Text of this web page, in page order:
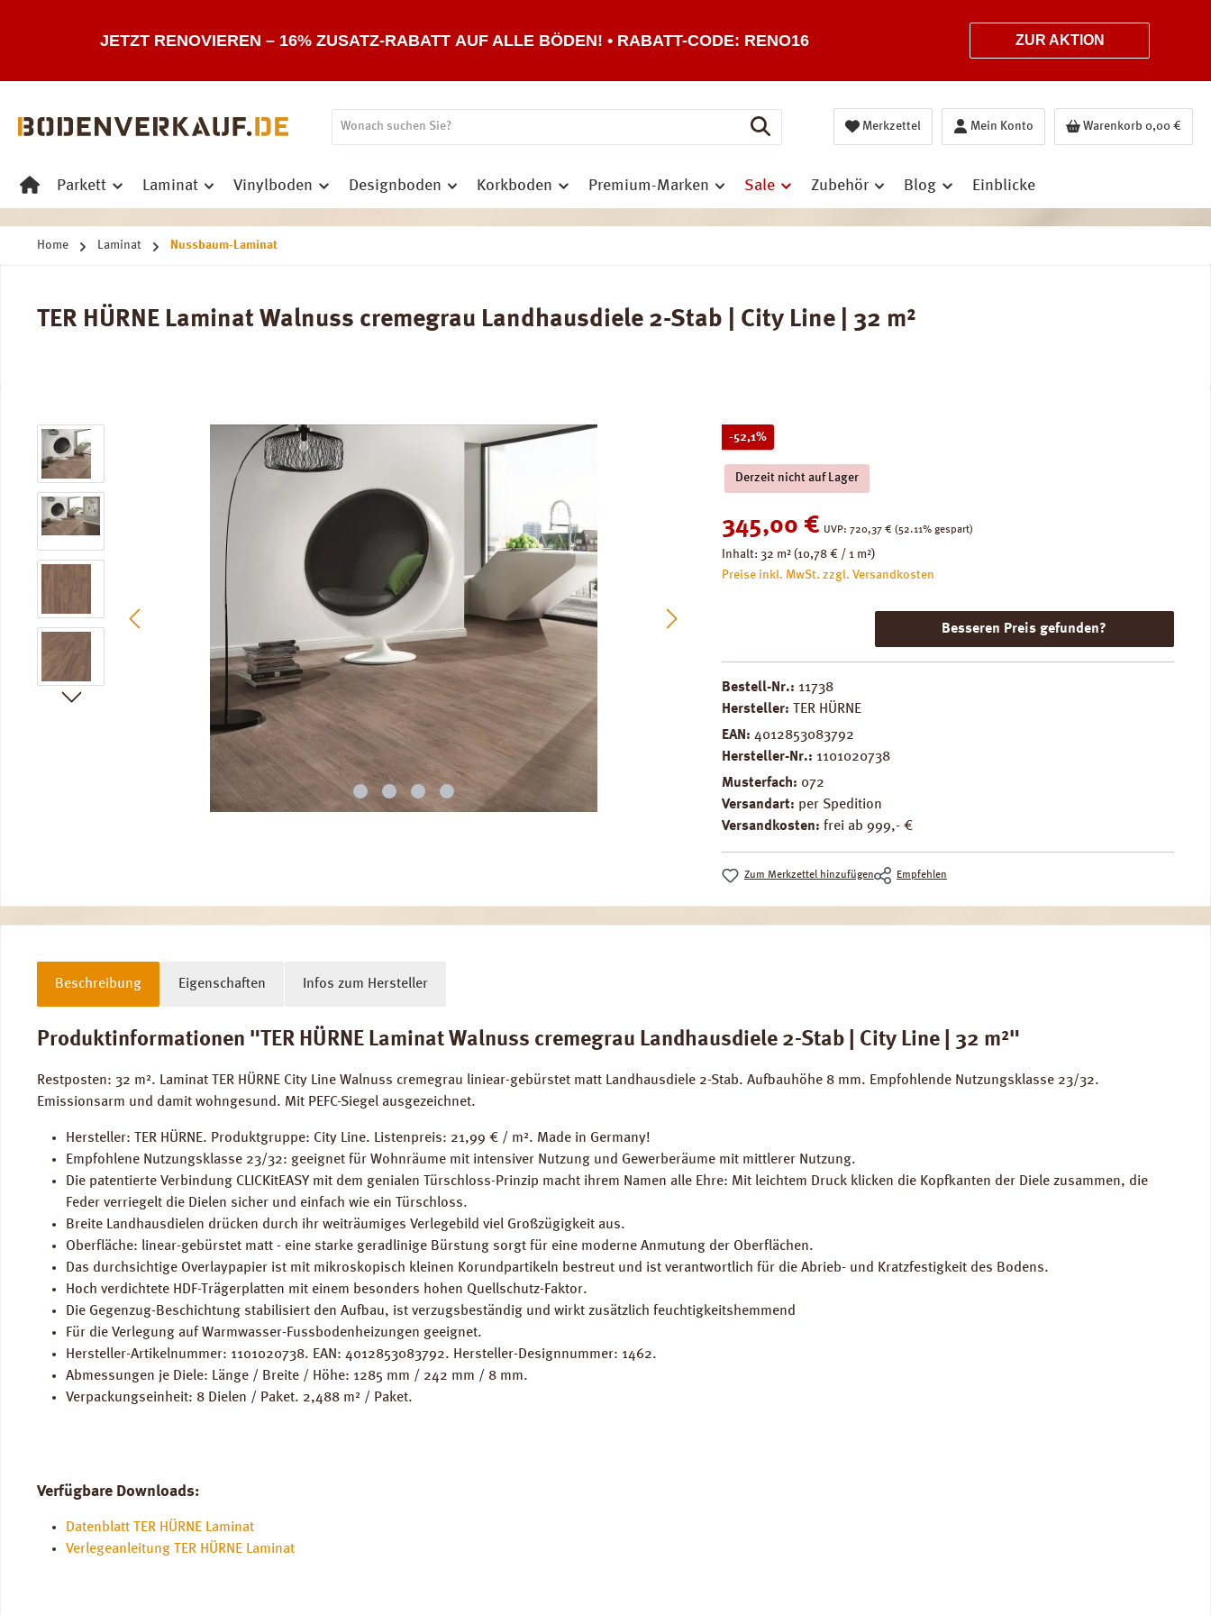
JETZT RENOVIEREN – 16% ZUSATZ-RABATT AUF ALLE BÖDEN! • RABATT-CODE: RENO16 ZUR AKTION
Merkzettel Mein Konto Warenkorb 0,00 €
Parkett Laminat Vinylboden Designboden Korkboden Premium-Marken Sale Zubehör Blog Einblicke
Home Laminat Nussbaum-Laminat
TER HÜRNE Laminat Walnuss cremegrau Landhausdiele 2-Stab | City Line | 32 m²
Bildergalerie überspringen -52,1%Rabatt
Derzeit nicht auf Lager
Verkaufspreis:
345,00 € UVP: Regulärer Preis:
720,37 € (52.11% gespart)
Inhalt: 32 m² (10,78 € / 1 m²)
Preise inkl. MwSt. zzgl. Versandkosten
Besseren Preis gefunden?
Bestell-Nr.: 11738
Hersteller:
TER HÜRNE
EAN: 4012853083792
Hersteller-Nr.: 1101020738
Musterfach: 072
Versandart: per Spedition
Versandkosten: frei ab 999,- €
Zum Merkzettel hinzufügen Empfehlen
Beschreibung Eigenschaften Infos zum Hersteller
Produktinformationen "TER HÜRNE Laminat Walnuss cremegrau Landhausdiele 2-Stab | City Line | 32 m²"
Restposten: 32 m². Laminat TER HÜRNE City Line Walnuss cremegrau liniear-gebürstet matt Landhausdiele 2-Stab. Aufbauhöhe 8 mm. Empfohlende Nutzungsklasse 23/32.
Emissionsarm und damit wohngesund. Mit PEFC-Siegel ausgezeichnet.
Hersteller: TER HÜRNE. Produktgruppe: City Line. Listenpreis: 21,99 € / m². Made in Germany!
Empfohlene Nutzungsklasse 23/32: geeignet für Wohnräume mit intensiver Nutzung und Gewerberäume mit mittlerer Nutzung.
Die patentierte Verbindung CLICKitEASY mit dem genialen Türschloss-Prinzip macht ihrem Namen alle Ehre: Mit leichtem Druck klicken die Kopfkanten der Diele zusammen, die
Feder verriegelt die Dielen sicher und einfach wie ein Türschloss.
Breite Landhausdielen drücken durch ihr weiträumiges Verlegebild viel Großzügigkeit aus.
Oberfläche: linear-gebürstet matt - eine starke geradlinige Bürstung sorgt für eine moderne Anmutung der Oberflächen.
Das durchsichtige Overlaypapier ist mit mikroskopisch kleinen Korundpartikeln bestreut und ist verantwortlich für die Abrieb- und Kratzfestigkeit des Bodens.
Hoch verdichtete HDF-Trägerplatten mit einem besonders hohen Quellschutz-Faktor.
Die Gegenzug-Beschichtung stabilisiert den Aufbau, ist verzugsbeständig und wirkt zusätzlich feuchtigkeitshemmend
Für die Verlegung auf Warmwasser-Fussbodenheizungen geeignet.
Hersteller-Artikelnummer: 1101020738. EAN: 4012853083792. Hersteller-Designnummer: 1462.
Abmessungen je Diele: Länge / Breite / Höhe: 1285 mm / 242 mm / 8 mm.
Verpackungseinheit: 8 Dielen / Paket. 2,488 m² / Paket.
Verfügbare Downloads:
Datenblatt TER HÜRNE Laminat
Verlegeanleitung TER HÜRNE Laminat